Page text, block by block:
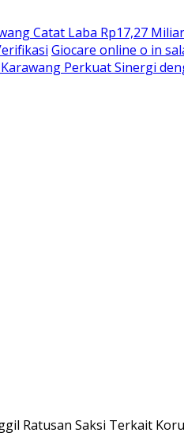
Catat Laba Rp17,27
Giocare online o in
Perkuat Sinergi
Ratusan Saksi Terkait